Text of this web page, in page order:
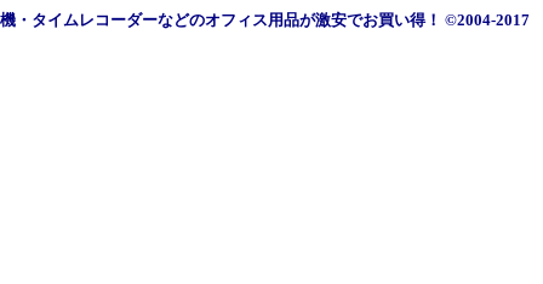
・タイムレコーダーなどのオフィス用品が激安でお買い得！ ©2004-2017